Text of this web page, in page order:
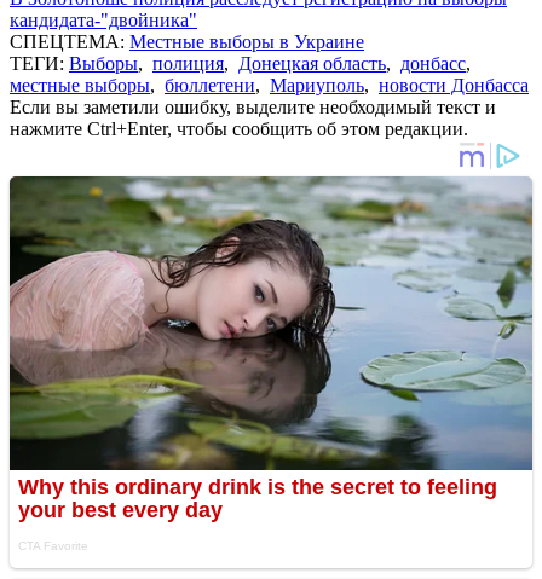
кандидата-"двойника"
СПЕЦТЕМА: Местные выборы в Украине
ТЕГИ: Выборы, полиция, Донецкая область, донбасс,
местные выборы, бюллетени, Мариуполь, новости Донбасса
Если вы заметили ошибку, выделите необходимый текст и
нажмите Ctrl+Enter, чтобы сообщить об этом редакции.